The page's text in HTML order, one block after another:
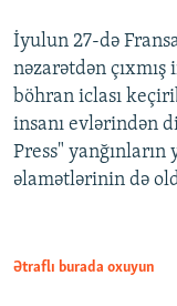
İyulun 27-də
nəzarətdən çıxmış
böhran iclası
insanı evlərindən
Press" yanğınların
əlamətlərinin də
Ətraflı burada oxuyun